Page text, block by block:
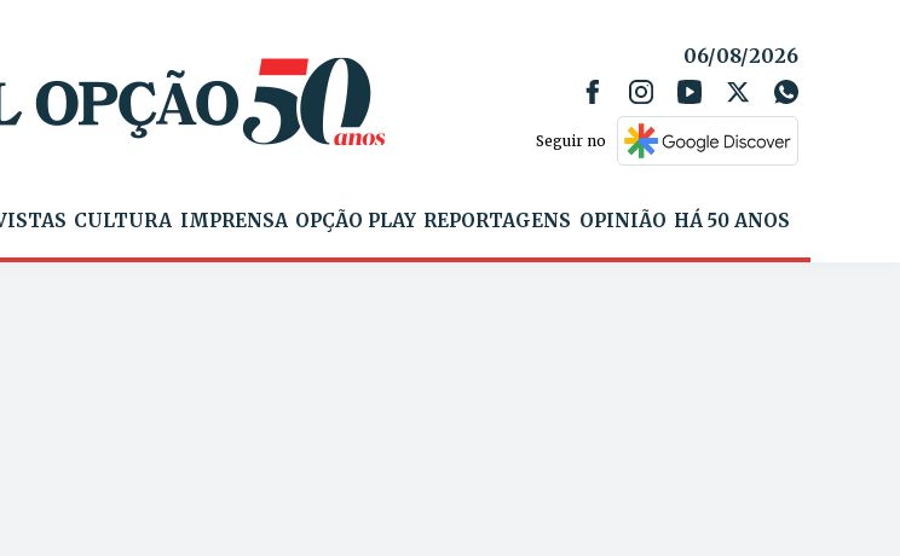
06/08/2026
Seguir no
CULTURA IMPRENSA OPÇÃO PLAY REPORTAGENS OPINIÃO HÁ 50 ANOS